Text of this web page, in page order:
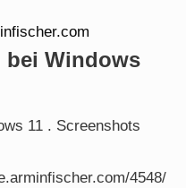
bei Windows
11 . Screenshots
4548/